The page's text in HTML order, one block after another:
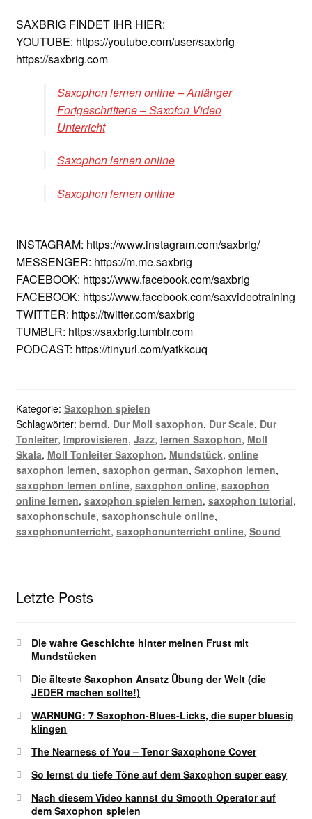
SAXBRIG FINDET IHR HIER:
YOUTUBE: https://youtube.com/user/saxbrig
https://saxbrig.com
Saxophon lernen online – Anfänger
Fortgeschrittene – Saxofon Video
Unterricht
Saxophon lernen online
Saxophon lernen online
INSTAGRAM: https://www.instagram.com/saxbrig/
MESSENGER: https://m.me.saxbrig
FACEBOOK: https://www.facebook.com/saxbrig
FACEBOOK: https://www.facebook.com/saxvideotraining
TWITTER: https://twitter.com/saxbrig
TUMBLR: https://saxbrig.tumblr.com
PODCAST: https://tinyurl.com/yatkkcuq
Kategorie: Saxophon spielen
Schlagwörter: bernd, Dur Moll saxophon, Dur Scale, Dur
Tonleiter, Improvisieren, Jazz, lernen Saxophon, Moll
Skala, Moll Tonleiter Saxophon, Mundstück, online
saxophon lernen, saxophon german, Saxophon lernen,
saxophon lernen online, saxophon online, saxophon
online lernen, saxophon spielen lernen, saxophon tutorial,
saxophonschule, saxophonschule online,
saxophonunterricht, saxophonunterricht online, Sound
Letzte Posts
Die wahre Geschichte hinter meinen Frust mit
Mundstücken
Die älteste Saxophon Ansatz Übung der Welt (die
JEDER machen sollte!)
WARNUNG: 7 Saxophon-Blues-Licks, die super bluesig
klingen
The Nearness of You – Tenor Saxophone Cover
So lernst du tiefe Töne auf dem Saxophon super easy
Nach diesem Video kannst du Smooth Operator auf
dem Saxophon spielen